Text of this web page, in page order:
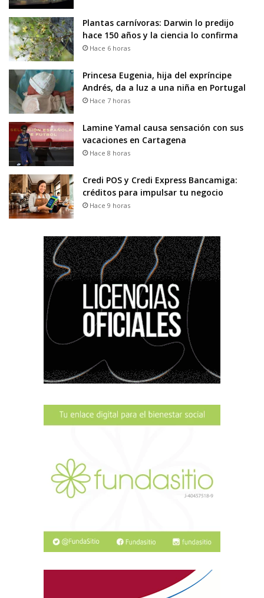
Plantas carnívoras: Darwin lo predijo
hace 150 años y la ciencia lo confirma
Hace 6 horas
Princesa Eugenia, hija del expríncipe
Andrés, da a luz a una niña en Portugal
Hace 7 horas
Lamine Yamal causa sensación con sus
vacaciones en Cartagena
Hace 8 horas
Credi POS y Credi Express Bancamiga:
créditos para impulsar tu negocio
Hace 9 horas